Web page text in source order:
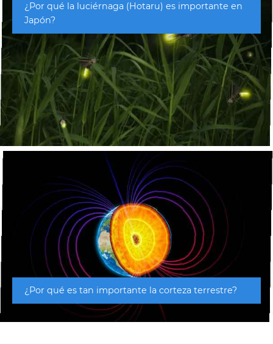
¿Por qué la luciérnaga (Hotaru) es importante en
Japón?
¿Por qué es tan importante la corteza terrestre?